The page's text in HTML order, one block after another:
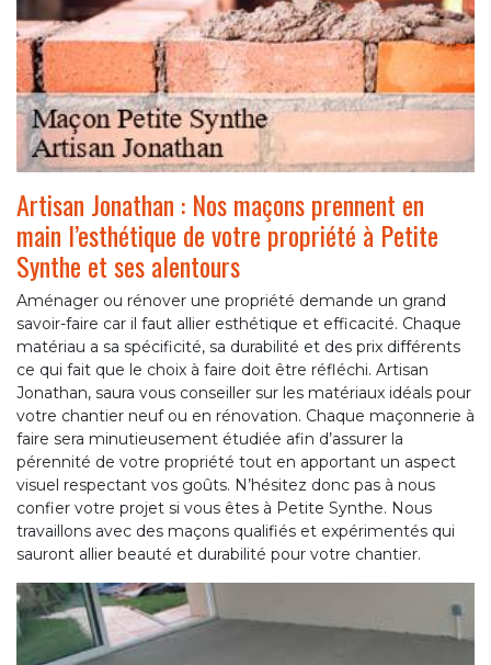
Artisan Jonathan : Nos maçons prennent en
main l’esthétique de votre propriété à Petite
Synthe et ses alentours
Aménager ou rénover une propriété demande un grand
savoir-faire car il faut allier esthétique et efficacité. Chaque
matériau a sa spécificité, sa durabilité et des prix différents
ce qui fait que le choix à faire doit être réfléchi. Artisan
Jonathan, saura vous conseiller sur les matériaux idéals pour
votre chantier neuf ou en rénovation. Chaque maçonnerie à
faire sera minutieusement étudiée afin d’assurer la
pérennité de votre propriété tout en apportant un aspect
visuel respectant vos goûts. N’hésitez donc pas à nous
confier votre projet si vous êtes à Petite Synthe. Nous
travaillons avec des maçons qualifiés et expérimentés qui
sauront allier beauté et durabilité pour votre chantier.